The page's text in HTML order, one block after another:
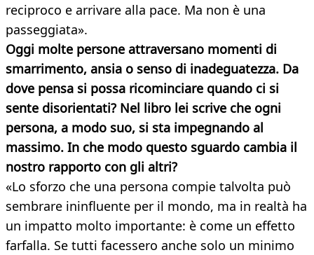
reciproco e arrivare alla pace. Ma non è una
passeggiata».
Oggi molte persone attraversano momenti di
smarrimento, ansia o senso di inadeguatezza. Da
dove pensa si possa ricominciare quando ci si
sente disorientati? Nel libro lei scrive che ogni
persona, a modo suo, si sta impegnando al
massimo. In che modo questo sguardo cambia il
nostro rapporto con gli altri?
«Lo sforzo che una persona compie talvolta può
sembrare ininfluente per il mondo, ma in realtà ha
un impatto molto importante: è come un effetto
farfalla. Se tutti facessero anche solo un minimo